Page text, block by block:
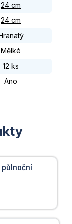
půlnoční
24 cm
24 cm
Mělké
12 ks
Ano